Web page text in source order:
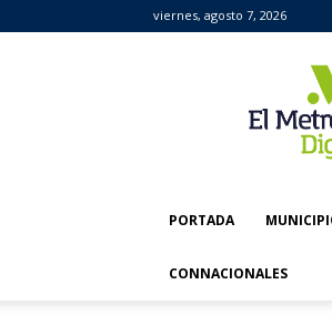
viernes, agosto 7, 2026
Metropolitano
Digital
PORTADA
CONNACIONALES